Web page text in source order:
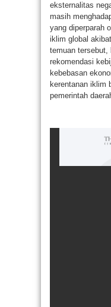
eksternalitas
masih
yang diperparah
iklim global
temuan tersebut,
rekomendasi
kebebasan
kerentanan iklim
pemerintah